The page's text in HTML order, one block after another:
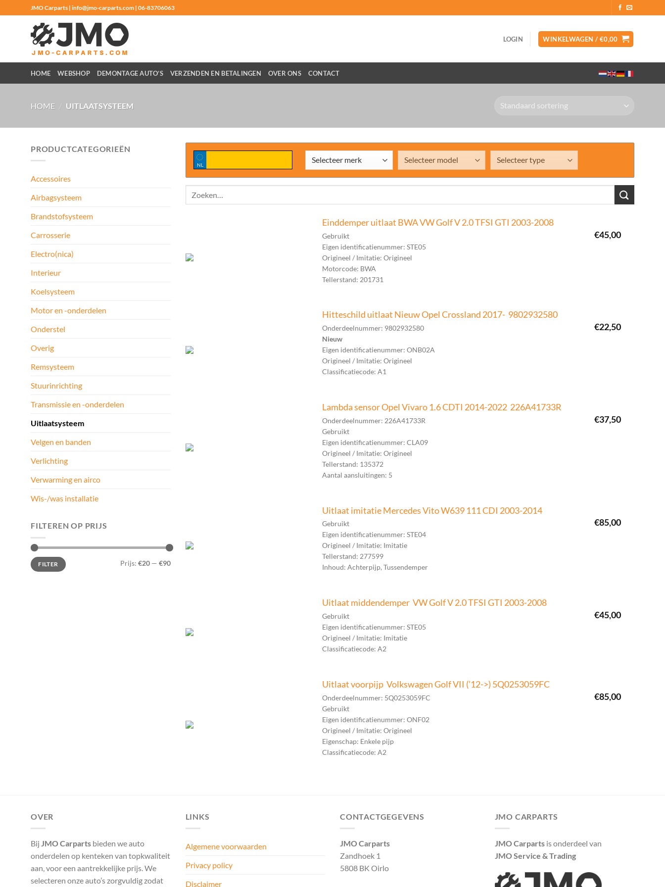
naar
JMO Carparts | info@jmo-carparts.com | 06-83706063
LOGIN WINKELWAGEN / €0,00
HOME WEBSHOP DEMONTAGE AUTO’S VERZENDEN EN BETALINGEN OVER ONS CONTACT
HOME / UITLAATSYSTEEM
PRODUCTCATEGORIEËN
Accessoires
Airbagsysteem
Brandstofsysteem
Carrosserie
Electro(nica)
Interieur
Koelsysteem
Motor en -onderdelen
Onderstel
Overig
Remsysteem
Stuurinrichting
Transmissie en -onderdelen
Uitlaatsysteem
Velgen en banden
Verlichting
Verwarming en airco
Wis-/was installatie
FILTEREN OP PRIJS
Min.
prijs
Max.
prijsFILTER Prijs: €20— €90
NL
Einddemper uitlaat BWA VW Golf V 2.0 TFSI GTI 2003-2008
€45,00
Gebruikt
Eigen identificatienummer: STE05
Origineel / Imitatie: Origineel
Motorcode: BWA
Tellerstand: 201731
Hitteschild uitlaat Nieuw Opel Crossland 2017- 9802932580
€22,50
Onderdeelnummer: 9802932580
Nieuw
Eigen identificatienummer: ONB02A
Origineel / Imitatie: Origineel
Classificatiecode: A1
Lambda sensor Opel Vivaro 1.6 CDTI 2014-2022 226A41733R
€37,50
Onderdeelnummer: 226A41733R
Gebruikt
Eigen identificatienummer: CLA09
Origineel / Imitatie: Origineel
Tellerstand: 135372
Aantal aansluitingen: 5
Uitlaat imitatie Mercedes Vito W639 111 CDI 2003-2014
€85,00
Gebruikt
Eigen identificatienummer: STE04
Origineel / Imitatie: Imitatie
Tellerstand: 277599
Inhoud: Achterpijp, Tussendemper
Uitlaat middendemper VW Golf V 2.0 TFSI GTI 2003-2008
€45,00
Gebruikt
Eigen identificatienummer: STE05
Origineel / Imitatie: Imitatie
Classificatiecode: A2
Uitlaat voorpijp Volkswagen Golf VII (’12->) 5Q0253059FC
€85,00
Onderdeelnummer: 5Q0253059FC
Gebruikt
Eigen identificatienummer: ONF02
Origineel / Imitatie: Origineel
Eigenschap: Enkele pijp
Classificatiecode: A2
OVER
Bij JMO Carparts bieden we auto
onderdelen op kenteken van topkwaliteit
aan, voor een aantrekkelijke prijs. We
selecteren onze auto’s zorgvuldig zodat
LINKS
Algemene voorwaarden
Privacy policy
Disclaimer
CONTACTGEGEVENS
JMO Carparts
Zandhoek 1
5808 BK Oirlo
JMO CARPARTS
JMO Carpartsis onderdeel van
JMO Service & Trading